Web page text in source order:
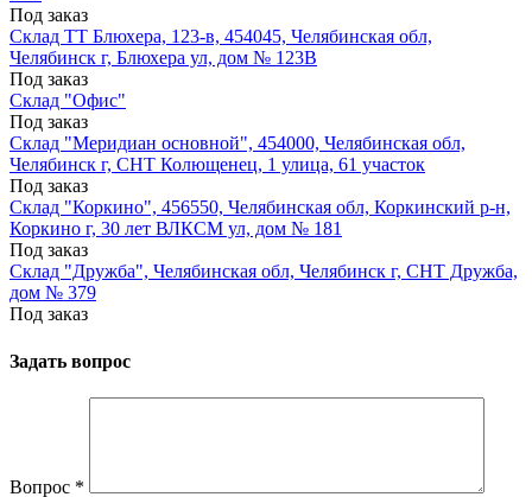
Под заказ
Склад ТТ Блюхера, 123-в, 454045, Челябинская обл,
Челябинск г, Блюхера ул, дом № 123В
Под заказ
Склад "Офис"
Под заказ
Склад "Меридиан основной", 454000, Челябинская обл,
Челябинск г, СНТ Колющенец, 1 улица, 61 участок
Под заказ
Склад "Коркино", 456550, Челябинская обл, Коркинский р-н,
Коркино г, 30 лет ВЛКСМ ул, дом № 181
Под заказ
Склад "Дружба", Челябинская обл, Челябинск г, СНТ Дружба,
дом № 379
Под заказ
Задать вопрос
Вопрос *